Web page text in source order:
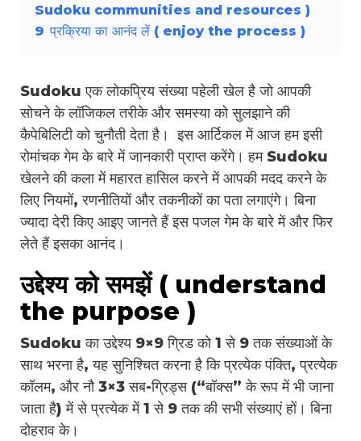
Sudoku communities and resources )
9 प्रक्रिया का आनंद लें ( enjoy the process )
Sudoku एक लोकप्रिय संख्या पहेली खेल है जो आपकी
सोचने के लॉजिकल तरीके और समस्या को सुलझाने की
कैपेबिलिटी को चुनौती देता है। इस आर्टिकल में आज हम इसी
रोमांचक गेम के बारे में जानकारी प्राप्त करेंगे। हम Sudoku
खेलने की कला में महारत हासिल करने में आपकी मदद करने के
लिए नियमों, रणनीतियों और तकनीकों का पता लगाएंगे। बिना
ज्यादा देरी किए आइए जानते हैं इस पजल गेम के बारे में और फिर
लेते हैं इसका आनंद।
उद्देश्य को समझें ( understand
the purpose )
Sudoku का उद्देश्य 9×9 ग्रिड को 1 से 9 तक संख्याओं के
साथ भरना है, यह सुनिश्चित करना है कि प्रत्येक पंक्ति, प्रत्येक
कॉलम, और नौ 3×3 सब-ग्रिड्स (“बॉक्स” के रूप में भी जाना
जाता है) में से प्रत्येक में 1 से 9 तक की सभी संख्याएं हों। बिना
दोहराव के।